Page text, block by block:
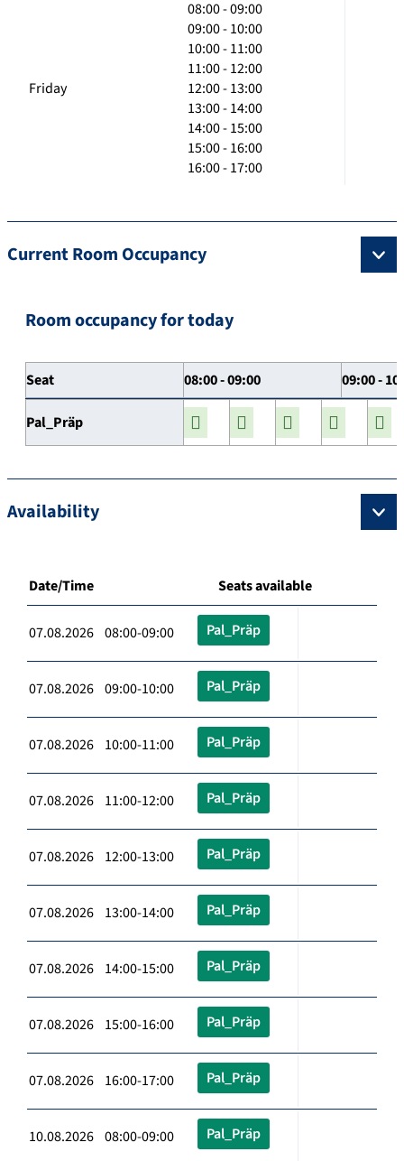
Friday
08:00 - 09:00
09:00 - 10:00
10:00 - 11:00
11:00 - 12:00
12:00 - 13:00
13:00 - 14:00
14:00 - 15:00
15:00 - 16:00
16:00 - 17:00
Current Room Occupancy
Room occupancy for today
Seat 08:00 - 09:00 09:00 -
Pal_Präp
Availability
Date/Time Seats available
07.08.2026 08:00-09:00 Pal_Präp
07.08.2026 09:00-10:00 Pal_Präp
07.08.2026 10:00-11:00 Pal_Präp
07.08.2026 11:00-12:00 Pal_Präp
07.08.2026 12:00-13:00 Pal_Präp
07.08.2026 13:00-14:00 Pal_Präp
07.08.2026 14:00-15:00 Pal_Präp
07.08.2026 15:00-16:00 Pal_Präp
07.08.2026 16:00-17:00 Pal_Präp
10.08.2026 08:00-09:00 Pal_Präp